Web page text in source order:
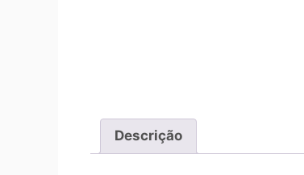
Descrição